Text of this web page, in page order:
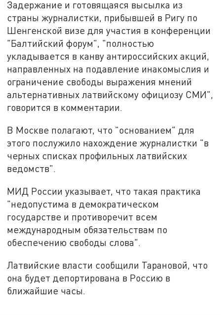
Задержание и готовящаяся высылка из
страны журналистки, прибывшей в Ригу по
Шенгенской визе для участия в конференции
"Балтийский форум", "полностью
укладывается в канву антироссийских акций,
направленных на подавление инакомыслия и
ограничение свободы выражения мнений
альтернативных латвийскому официозу СМИ",
говорится в комментарии.
В Москве полагают, что "основанием" для
этого послужило нахождение журналистки "в
черных списках профильных латвийских
ведомств".
МИД России указывает, что такая практика
"недопустима в демократическом
государстве и противоречит всем
международным обязательствам по
обеспечению свободы слова".
Латвийские власти сообщили Тарановой, что
она будет депортирована в Россию в
ближайшие часы.